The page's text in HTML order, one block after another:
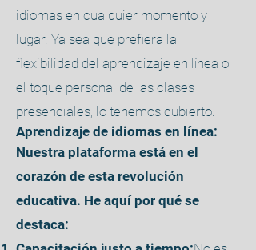
idiomas en cualquier momento y
lugar. Ya sea que prefiera la
flexibilidad del aprendizaje en línea o
el toque personal de las clases
presenciales, lo tenemos cubierto.
Aprendizaje de idiomas en línea:
Nuestra plataforma está en el
corazón de esta revolución
educativa. He aquí por qué se
destaca: